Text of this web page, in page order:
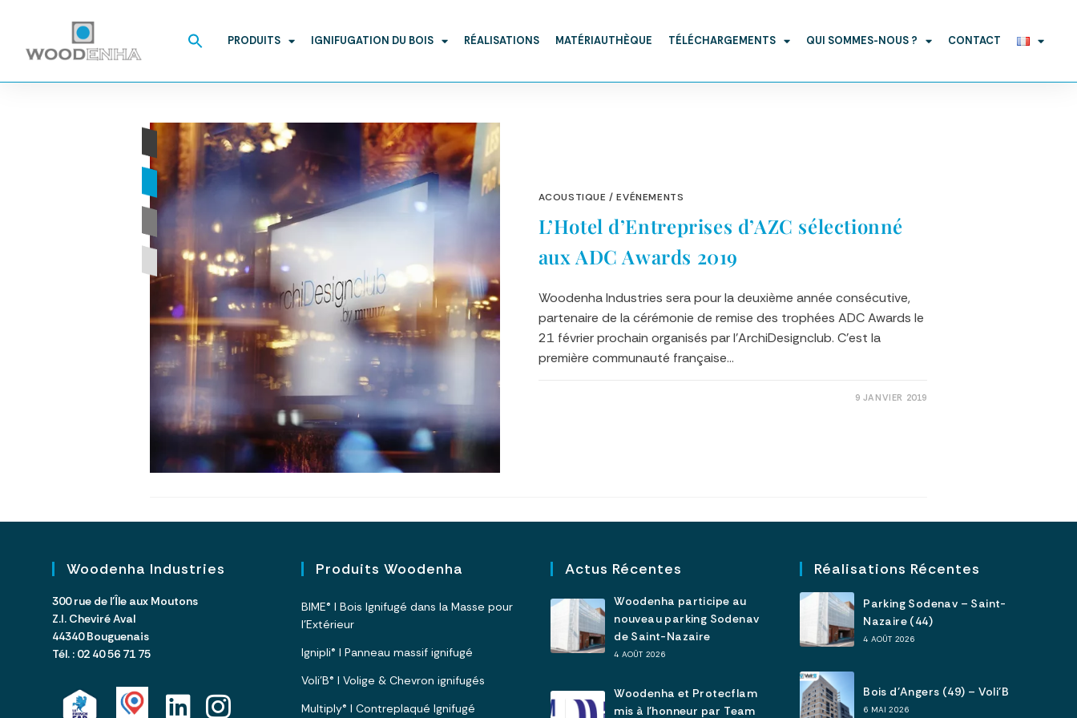
for: PRODUITS IGNIFUGATION DU BOIS RÉALISATIONS MATÉRIAUTHÈQUE TÉLÉCHARGEMENTS QUI SOMMES-NOUS ? CONTACT
ACOUSTIQUE /EVÉNEMENTS
L’Hotel d’Entreprises d’AZC sélectionné
aux ADC Awards 2019
Woodenha Industries sera pour la deuxième année consécutive,
partenaire de la cérémonie de remise des trophées ADC Awards le
21 février prochain organisés par l’ArchiDesignclub. C'est la
première communauté française…
9 JANVIER 2019
Woodenha Industries
300 rue de l’Île aux Moutons
Z.I. Cheviré Aval
44340 Bouguenais
Tél. : 02 40 56 71 75
Produits Woodenha
BIME® I Bois Ignifugé dans la Masse pour
l’Extérieur
Ignipli® I Panneau massif ignifugé
Voli’B® I Volige & Chevron ignifugés
Multiply® I Contreplaqué Ignifugé
Actus Récentes
Woodenha participe au
nouveau parking Sodenav
de Saint-Nazaire
4 AOÛT 2026
Woodenha et Protecflam
mis à l’honneur par Team
Réalisations Récentes
Parking Sodenav – Saint-
Nazaire (44)
4 AOÛT 2026
Bois d’Angers (49) – Voli’B
6 MAI 2026